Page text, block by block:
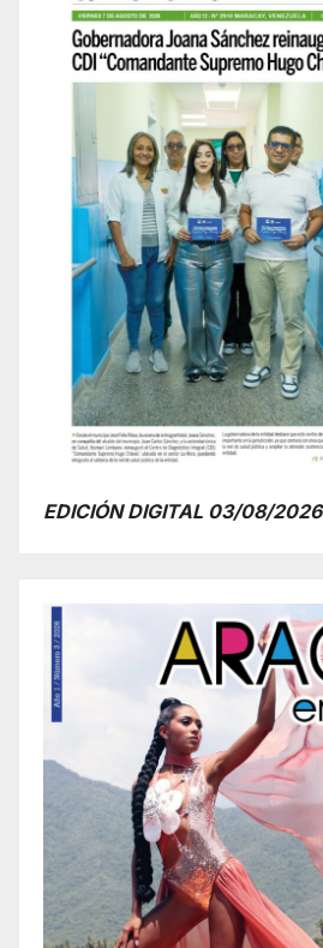
EDICIÓN DIGITAL 03/08/2026